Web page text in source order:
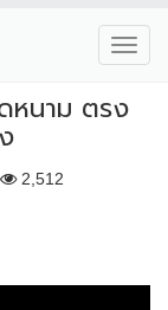
หนาม ตรง
2,512